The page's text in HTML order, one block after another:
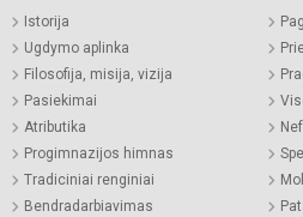
Istorija
Ugdymo aplinka
Filosofija, misija, vizija
Pasiekimai
Atributika
Progimnazijos himnas
Tradiciniai renginiai
Bendradarbiavimas